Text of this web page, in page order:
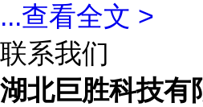
...查看全文 >
联系我们
湖北巨胜科技有